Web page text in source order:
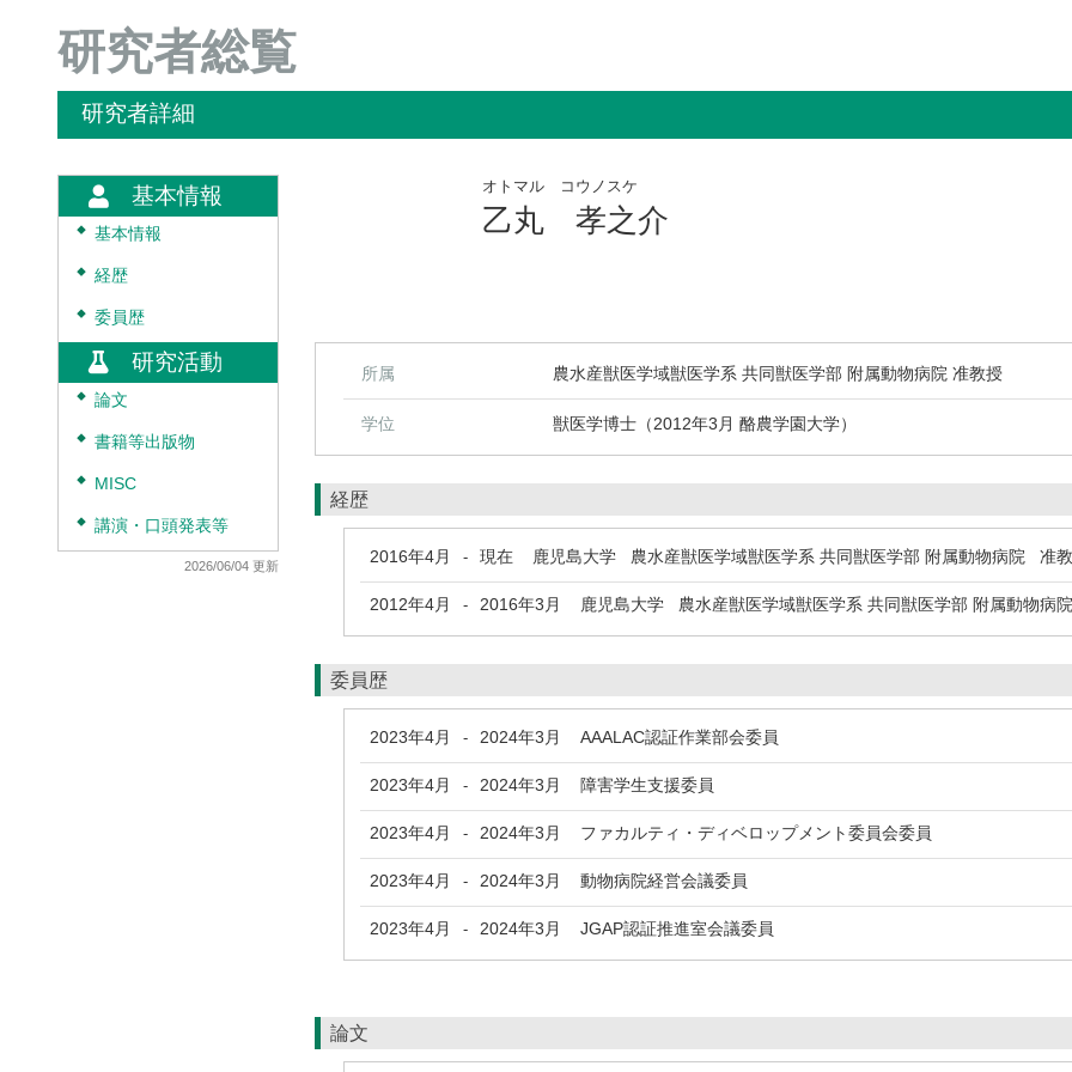
研究者総覧
研究者詳細
基本情報
◆ 基本情報
◆ 経歴
◆ 委員歴
研究活動
◆ 論文
◆ 書籍等出版物
◆ MISC
◆ 講演・口頭発表等
2026/06/04 更新
オトマル コウノスケ
乙丸 孝之介
所属 農水産獣医学域獣医学系 共同獣医学部 附属動物病院 准教授
学位 獣医学博士（2012年3月 酪農学園大学）
経歴
2016年4月 - 現在 鹿児島大学 農水産獣医学域獣医学系 共同獣医学部 附属動物病院 准
2012年4月 - 2016年3月 鹿児島大学 農水産獣医学域獣医学系 共同獣医学部 附属動物病
委員歴
2023年4月 - 2024年3月 AAALAC認証作業部会委員
2023年4月 - 2024年3月 障害学生支援委員
2023年4月 - 2024年3月 ファカルティ・ディベロップメント委員会委員
2023年4月 - 2024年3月 動物病院経営会議委員
2023年4月 - 2024年3月 JGAP認証推進室会議委員
論文